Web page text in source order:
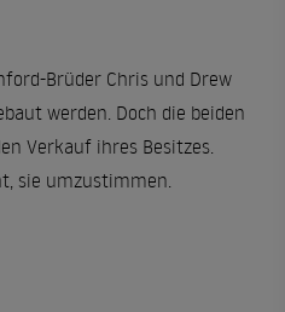
Brüder Chris und Drew
werden. Doch die beiden
Verkauf ihres Besitzes.
sie umzustimmen.